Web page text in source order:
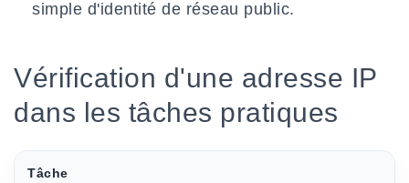
simple d'identité de réseau public.
Vérification d'une adresse IP
dans les tâches pratiques
Tâche